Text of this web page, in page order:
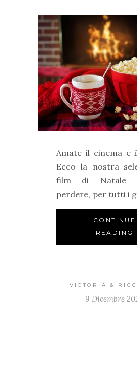
Amate il cinema e
Ecco la nostra
film di Natale
perdere, per tutti i
CONTINUE
READING
VICTORIA &
9 Dicembre